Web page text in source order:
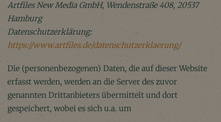
Artfiles New Media GmbH, Wendenstraße 408, 20537
Hamburg
Datenschutzerklärung:
https://www.artfiles.de/datenschutzerklaerung/
Die (personenbezogenen) Daten, die auf dieser Website
erfasst werden, werden an die Server des zuvor
genannten Drittanbieters übermittelt und dort
gespeichert, wobei es sich u.a. um